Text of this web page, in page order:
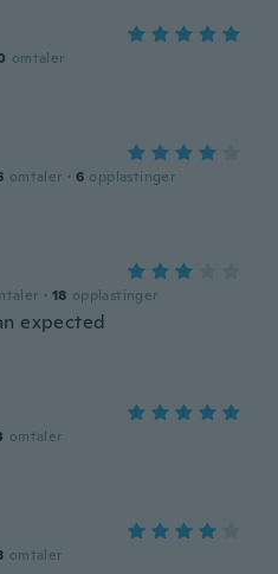
omtaler
omtaler · 6 opplastinger
· 18 opplastinger
expected
omtaler
omtaler